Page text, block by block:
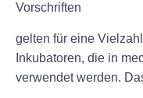
Vorschriften
gelten für eine
Inkubatoren, die in
verwendet werden.